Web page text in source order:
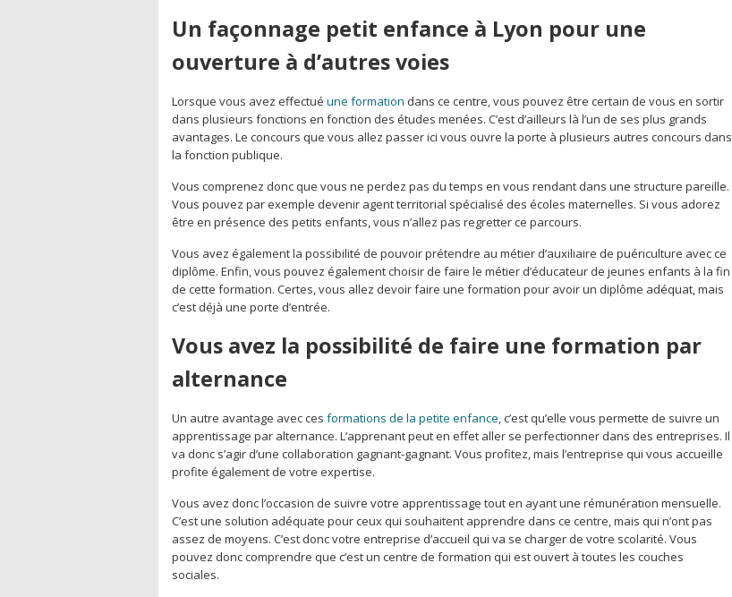
Un façonnage petit enfance à Lyon pour une
ouverture à d’autres voies
Lorsque vous avez effectué une formation dans ce centre, vous pouvez être certain de vous en sortir
dans plusieurs fonctions en fonction des études menées. C’est d’ailleurs là l’un de ses plus grands
avantages. Le concours que vous allez passer ici vous ouvre la porte à plusieurs autres concours dans
la fonction publique.
Vous comprenez donc que vous ne perdez pas du temps en vous rendant dans une structure pareille.
Vous pouvez par exemple devenir agent territorial spécialisé des écoles maternelles. Si vous adorez
être en présence des petits enfants, vous n’allez pas regretter ce parcours.
Vous avez également la possibilité de pouvoir prétendre au métier d’auxiliaire de puériculture avec ce
diplôme. Enfin, vous pouvez également choisir de faire le métier d’éducateur de jeunes enfants à la fin
de cette formation. Certes, vous allez devoir faire une formation pour avoir un diplôme adéquat, mais
c’est déjà une porte d’entrée.
Vous avez la possibilité de faire une formation par
alternance
Un autre avantage avec ces formations de la petite enfance, c’est qu’elle vous permette de suivre un
apprentissage par alternance. L’apprenant peut en effet aller se perfectionner dans des entreprises. Il
va donc s’agir d’une collaboration gagnant-gagnant. Vous profitez, mais l’entreprise qui vous accueille
profite également de votre expertise.
Vous avez donc l’occasion de suivre votre apprentissage tout en ayant une rémunération mensuelle.
C’est une solution adéquate pour ceux qui souhaitent apprendre dans ce centre, mais qui n’ont pas
assez de moyens. C’est donc votre entreprise d’accueil qui va se charger de votre scolarité. Vous
pouvez donc comprendre que c’est un centre de formation qui est ouvert à toutes les couches
sociales.